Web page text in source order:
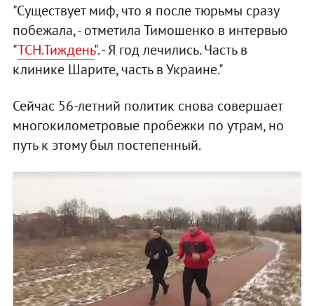
"Существует миф, что я после тюрьмы сразу
побежала, - отметила Тимошенко в интервью
"ТСН.Тиждень". - Я год лечились. Часть в
клинике Шарите, часть в Украине."
Сейчас 56-летний политик снова совершает
многокилометровые пробежки по утрам, но
путь к этому был постепенный.